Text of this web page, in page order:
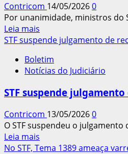
do
trabalho
Contricom 14/05/20260
Por unanimidade, ministros do
Leia mais
mais
STF
valida
de
Salarial:
é
constitucional
STF suspende julgamento de
Boletim
Notícias do Judiciário
STF suspende
Contricom 13/05/20260
O STF suspendeu o
Leia mais
mais
No STF, Tema 1389 ameaça